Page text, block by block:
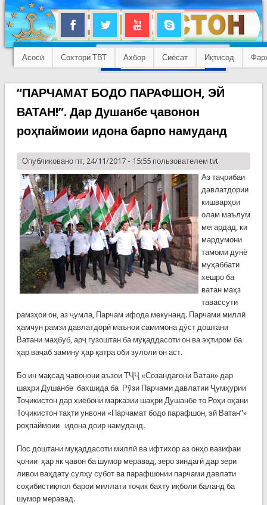
Асосӣ Сохтори ТВТ Ахбор Сиёсат Иқтисод
“ПАРЧАМАТ БОДО ПАРАФШОН, ЭЙ
ВАТАН!”. Дар Душанбе ҷавонон
роҳпаймоии идона барпо намуданд
Опубликовано пт, 24/11/2017 - 15:55 пользователем tvt
Аз таҷрибаи
давлатдории
кишварҳои
олам маълум
мегардад, ки
мардумони
тамоми дунё
муҳаббати
хешро ба
ватан маҳз
тавассути
рамзҳои он, аз ҷумла, Парчам ифода мекунанд. Парчами миллӣ
ҳамчун рамзи давлатдорӣ маънои самимона дӯст доштани
Ватани маҳбуб, арҷ гузоштан ба муқаддасоти он ва эҳтиром ба
ҳар ваҷаб замину ҳар қатра оби зулоли он аст.
Бо ин мақсад ҷавонони аъзои ТҶҶ «Созандагони Ватан» дар
шаҳри Душанбе бахшида ба Рӯзи Парчами давлатии Ҷумҳурии
Тоҷикистон дар хиёбони марказии шаҳри Душанбе то Роҳи оҳани
Тоҷикистон таҳти унвони «Парчамат бодо парафшон, эй Ватан”»
роҳпаймоии идона доир намуданд.
Пос доштани муқаддасоти миллӣ ва ифтихор аз онҳо вазифаи
ҷонии ҳар як ҷавон ба шумор меравад, зеро зиндагӣ дар зери
ливои ваҳдату сулҳу субот ва парафшонии парчами давлати
соҳибистиқлол барои миллати тоҷик бахту иқболи баланд ба
шумор меравад.